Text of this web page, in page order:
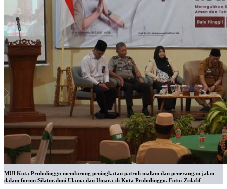
MUI Kota Probolinggo mendorong peningkatan patroli malam dan penerangan jalan
dalam forum Silaturahmi Ulama dan Umara di Kota Probolinggo. Foto: Zulafif